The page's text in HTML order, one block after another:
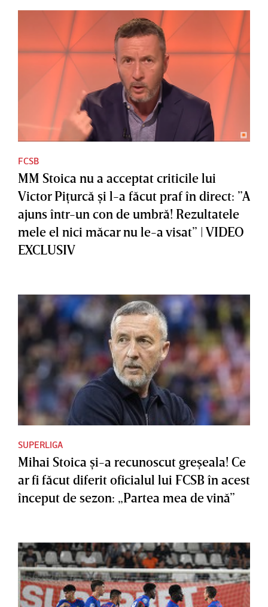
FCSB
MM Stoica nu a acceptat criticile lui
Victor Piţurcă şi l-a făcut praf în direct: ”A
ajuns într-un con de umbră! Rezultatele
mele el nici măcar nu le-a visat” | VIDEO
EXCLUSIV
SUPERLIGA
Mihai Stoica şi-a recunoscut greşeala! Ce
ar fi făcut diferit oficialul lui FCSB în acest
început de sezon: „Partea mea de vină”